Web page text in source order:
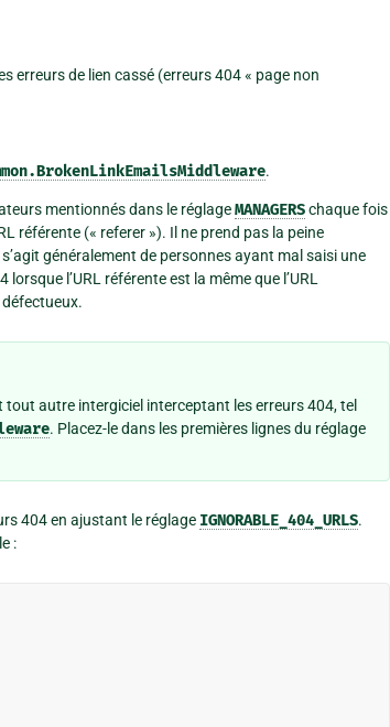
erreurs de lien cassé (erreurs 404 « page non
.
mentionnés dans le réglageMANAGERSchaque fois
référente (« referer »). Il ne prend pas la peine
généralement de personnes ayant mal saisi une
l’URL référente est la même que l’URL
autre intergiciel interceptant les erreurs 404, tel
. Placez-le dans les premières lignes du réglage
404 en ajustant le réglage IGNORABLE_404_URLS.
: